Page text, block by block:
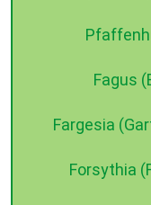
Fagus
Fargesia
Forsythia